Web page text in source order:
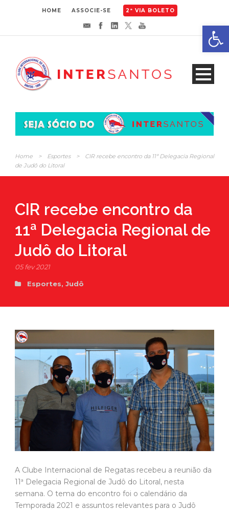
HOME ASSOCIE-SE 2ª VIA BOLETO
Home > Esportes >
CIR recebe encontro da 11ª Delegacia Regional
de Judô do Litoral
CIR recebe encontro da
11ª Delegacia Regional de
Judô do Litoral
05 fev 2021
Esportes, Judô
A Clube Internacional de Regatas recebeu a reunião da
11ª Delegacia Regional de Judô do Litoral, nesta
semana. O tema do encontro foi o calendário da
Temporada 2021 e assuntos relevantes para o Judô
Abrir